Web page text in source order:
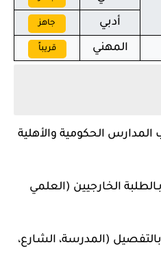
أدبي جاهز
المهني قريباً
المدارس الحكومية والأهلية
الخارجيين (العلمي
(المدرسة، الشارع،